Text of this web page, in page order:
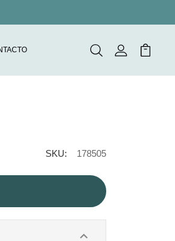
BuscarMi Cuenta
Mi
SKU: 178505